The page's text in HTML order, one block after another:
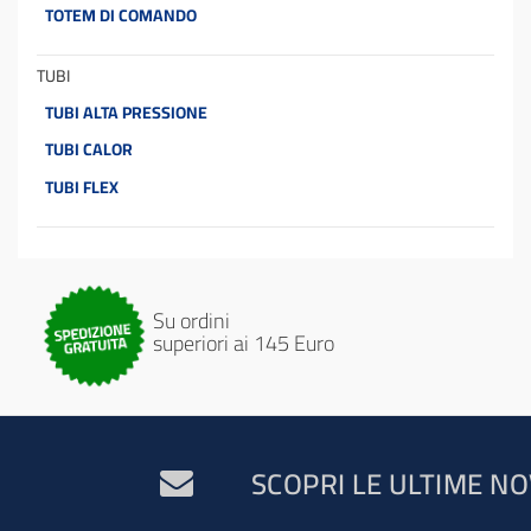
TOTEM DI COMANDO
TUBI
TUBI ALTA PRESSIONE
TUBI CALOR
TUBI FLEX
Su ordini
superiori ai 145 Euro
SCOPRI LE ULTIME